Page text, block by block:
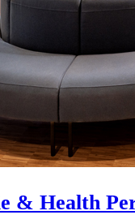
& Health